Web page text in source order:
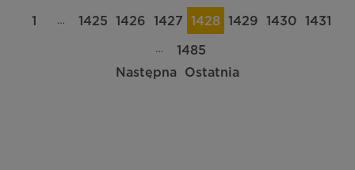
1 … 1425 1426 1427 1428 1429 1430 1431
…
1485
Następna
Ostatnia